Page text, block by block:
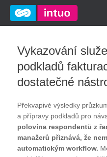
Vykazování
podkladů
dostatečné
Překvapivé výsledky
a přípravy podkladů pro
polovina respondentů z
manažerů přiznává, že
automatickým workflow.